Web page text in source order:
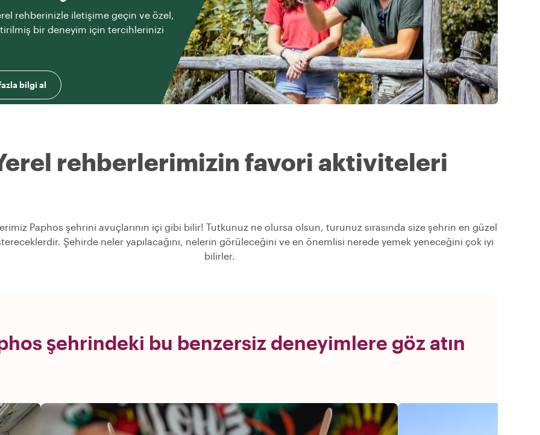
rehberinizle iletişime geçin ve özel,
bir deneyim için tercihlerinizi
bilgi al
rehberlerimizin favori aktiviteleri
Paphos şehrini avuçlarının içi gibi bilir! Tutkunuz ne olursa olsun, turunuz sırasında size şehrin en güzel
Şehirde neler yapılacağını, nelerin görüleceğini ve en önemlisi nerede yemek yeneceğini çok iyi
bilirler.
şehrindeki bu benzersiz deneyimlere göz atın